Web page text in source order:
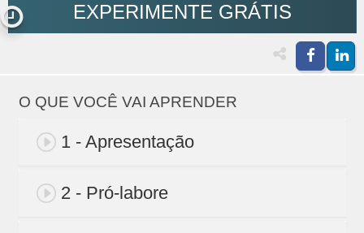
EXPERIMENTE GRÁTIS
O QUE VOCÊ VAI APRENDER
1 - Apresentação
2 - Pró-labore